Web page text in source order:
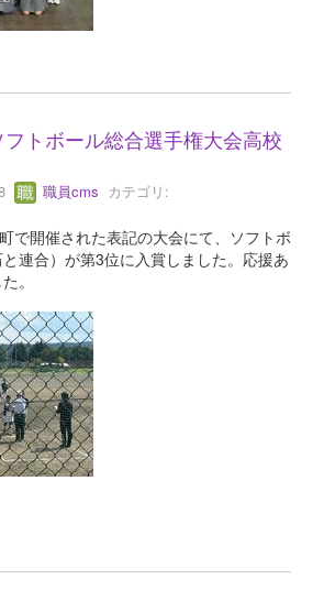
トボール総合選手権大会高校
職員cms カテゴリ:
で開催された表記の大会にて、ソフトボ
連合）が第3位に入賞しました。応援あ
。